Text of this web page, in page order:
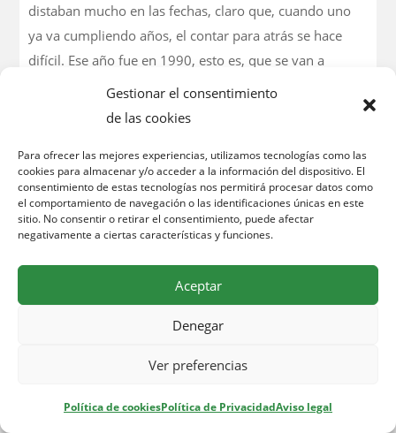
Gestionar el consentimiento
de las cookies
Para ofrecer las mejores experiencias, utilizamos tecnologías como las
cookies para almacenar y/o acceder a la información del dispositivo. El
consentimiento de estas tecnologías nos permitirá procesar datos como
el comportamiento de navegación o las identificaciones únicas en este
sitio. No consentir o retirar el consentimiento, puede afectar
negativamente a ciertas características y funciones.
Aceptar
Denegar
Ver preferencias
Política de cookiesPolítica de PrivacidadAviso legal
distaban mucho en las fechas, claro que, cuando uno
ya va cumpliendo años, el contar para atrás se hace
difícil. Ese año fue en 1990, esto es, que se van a
cumplir 25 años de tal circunstancia. Ese año, comenzó
la lluvia cuando la procesión discurría por la calle
recortar el recorrido y girar directamente por Ángel
Romero para llegar hasta la Iglesia lo antes posible y
evitar que los pasos se mojasen.
En el año 2007, debido a las difíciles y adversas
condiciones climatológicas con una incesante lluvia
durante todo el día, en sus cuarenta y un años de
historia de la Cofradía, fue la primera vez que se
obstante, los asistentes al templo, y tras una petición
componentes de la banda de tambores que se negaban